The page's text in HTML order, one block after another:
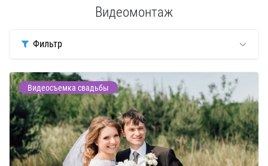
Видеомонтаж
Фильтр
Видеосъемка свадьбы